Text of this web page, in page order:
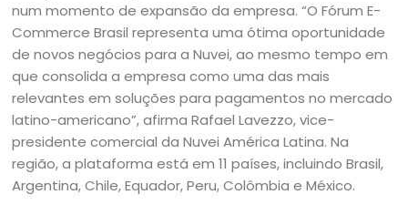
num momento de expansão da empresa. “O Fórum E-
Commerce Brasil representa uma ótima oportunidade
de novos negócios para a Nuvei, ao mesmo tempo em
que consolida a empresa como uma das mais
relevantes em soluções para pagamentos no mercado
latino-americano”, afirma Rafael Lavezzo, vice-
presidente comercial da Nuvei América Latina. Na
região, a plataforma está em 11 países, incluindo Brasil,
Argentina, Chile, Equador, Peru, Colômbia e México.